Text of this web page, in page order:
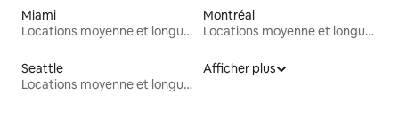
Miami
Locations moyenne et longue durée
Montréal
Locations moyenne et longue durée
Seattle
Locations moyenne et longue durée
Afficher plus